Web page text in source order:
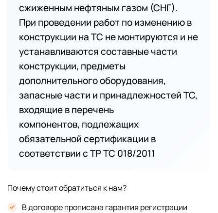
сжиженным нефтяным газом (СНГ).
При проведении работ по изменению в
конструкции на ТС не монтируются и не
устанавливаются составные части
конструкции, предметы
дополнительного оборудования,
запасные части и принадлежностей ТС,
входящие в перечень
компонентов, подлежащих
обязательной сертификации в
соответствии с ТР ТС 018/2011
Почему стоит обратиться к нам?
В договоре прописана гарантия регистрации